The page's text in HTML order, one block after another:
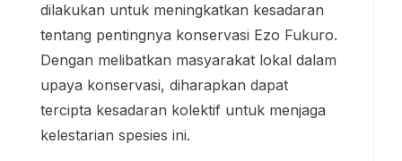
dilakukan untuk meningkatkan kesadaran
tentang pentingnya konservasi Ezo Fukuro.
Dengan melibatkan masyarakat lokal dalam
upaya konservasi, diharapkan dapat
tercipta kesadaran kolektif untuk menjaga
kelestarian spesies ini.